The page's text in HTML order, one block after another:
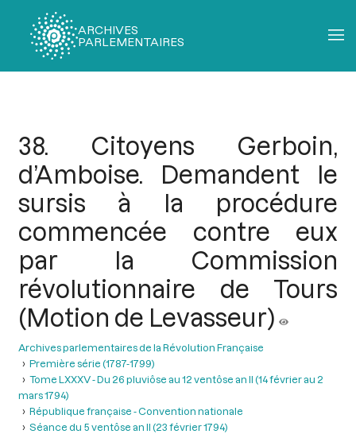
ARCHIVES
PARLEMENTAIRES
38. Citoyens Gerboin,
d’Amboise. Demandent le
sursis à la procédure
commencée contre eux
par la Commission
révolutionnaire de Tours
(Motion de Levasseur)
Archives parlementaires de la Révolution Française
Première série (1787-1799)
Tome LXXXV - Du 26 pluviôse au 12 ventôse an II (14 février au 2
mars 1794)
République française - Convention nationale
Séance du 5 ventôse an II (23 février 1794)